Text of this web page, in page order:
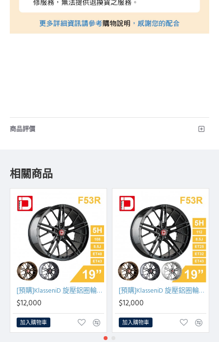
商品評價
相關商品
[預購]KlasseniD 旋壓鋁圈輪框 F53R 19吋 5孔108/8.5J/ET40/ET43(黑/銅/灰)
$12,000
加入購物車
[預購]KlasseniD 旋壓鋁圈輪框 F53R 19吋 5孔112/8.5J/ET25/ET32/ET43(黑/古銅/灰/銀)
$12,000
加入購物車